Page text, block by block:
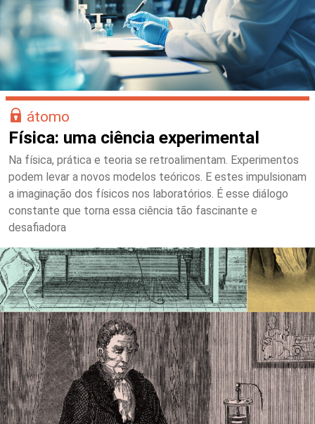
átomo
Física: uma ciência experimental
Na física, prática e teoria se retroalimentam. Experimentos
podem levar a novos modelos teóricos. E estes impulsionam
a imaginação dos físicos nos laboratórios. É esse diálogo
constante que torna essa ciência tão fascinante e
desafiadora